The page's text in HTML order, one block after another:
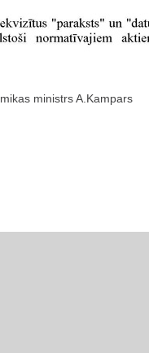
ministrs A.Kampars